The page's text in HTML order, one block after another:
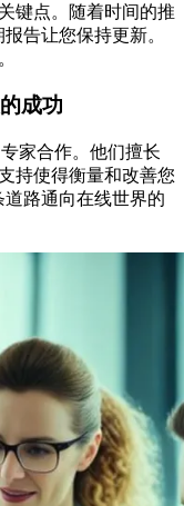
键点。随着时间的推
告让您保持更新。
成功
家合作。他们擅长
持使得衡量和改善您
路通向在线世界的